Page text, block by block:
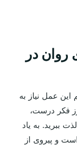
در
این عمل نیاز به
فکر درست،
ببرید. به یاد
و پیروی از